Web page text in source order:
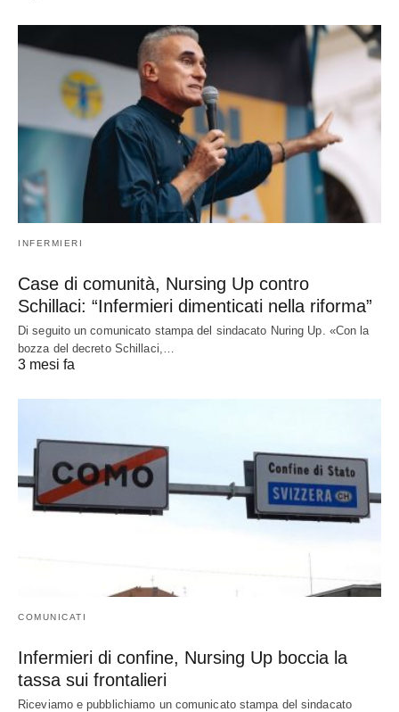
INFERMIERI
Case di comunità, Nursing Up contro
Schillaci: “Infermieri dimenticati nella riforma”
Di seguito un comunicato stampa del sindacato Nuring Up. «Con la
bozza del decreto Schillaci,…
3 mesi fa
COMUNICATI
Infermieri di confine, Nursing Up boccia la
tassa sui frontalieri
Riceviamo e pubblichiamo un comunicato stampa del sindacato